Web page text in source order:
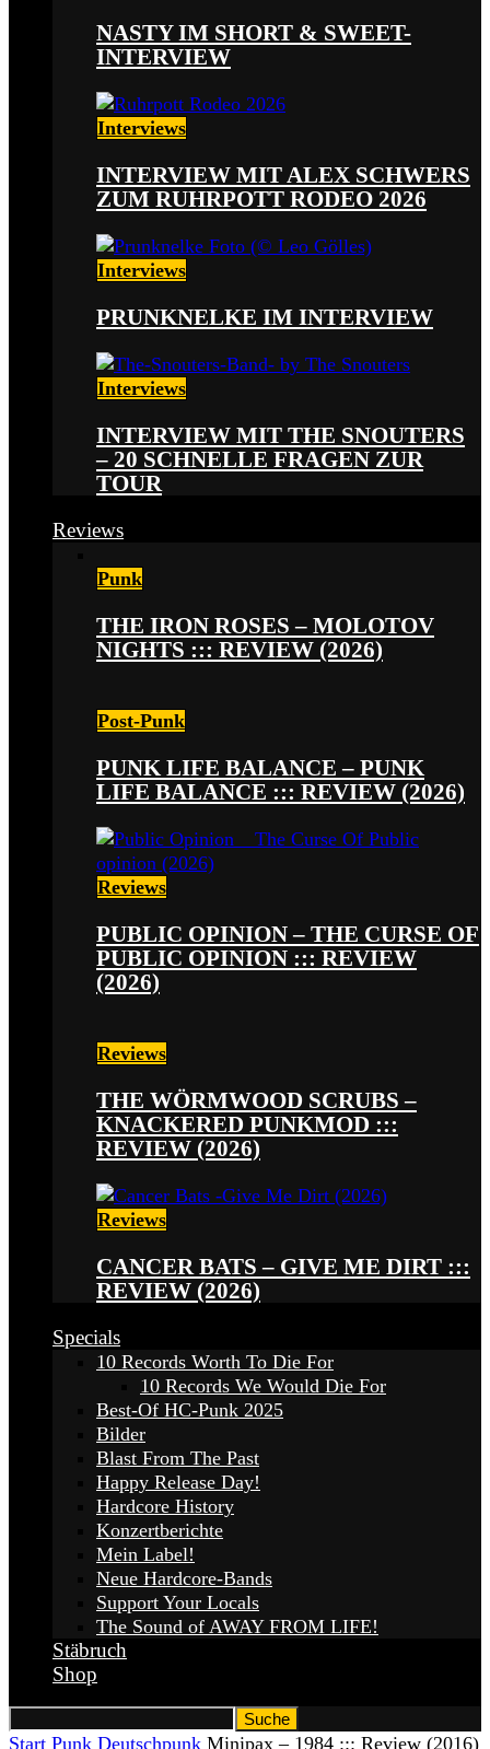
NASTY IM SHORT & SWEET-
INTERVIEW
Interviews
INTERVIEW MIT ALEX SCHWERS
ZUM RUHRPOTT RODEO 2026
Interviews
PRUNKNELKE IM INTERVIEW
Interviews
INTERVIEW MIT THE SNOUTERS
– 20 SCHNELLE FRAGEN ZUR
TOUR
Reviews
Punk
THE IRON ROSES – MOLOTOV
NIGHTS ::: REVIEW (2026)
Post-Punk
PUNK LIFE BALANCE – PUNK
LIFE BALANCE ::: REVIEW (2026)
Reviews
PUBLIC OPINION – THE CURSE OF
PUBLIC OPINION ::: REVIEW
(2026)
Reviews
THE WÖRMWOOD SCRUBS –
KNACKERED PUNKMOD :::
REVIEW (2026)
Reviews
CANCER BATS – GIVE ME DIRT :::
REVIEW (2026)
Specials
10 Records Worth To Die For
10 Records We Would Die For
Best-Of HC-Punk 2025
Bilder
Blast From The Past
Happy Release Day!
Hardcore History
Konzertberichte
Mein Label!
Neue Hardcore-Bands
Support Your Locals
The Sound of AWAY FROM LIFE!
Stäbruch
Shop
Start Punk Deutschpunk Minipax – 1984 ::: Review (2016)